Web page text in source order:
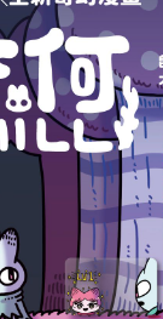
。剛剛提到移民局
嗎？
海中浮現在另一個
民的情境。
刻反對，「兒子現
「老闆說分公司需
朋友是當地著名的
試不同的醫療方案
腳復原的機率只有
書刊漫畫世界的最